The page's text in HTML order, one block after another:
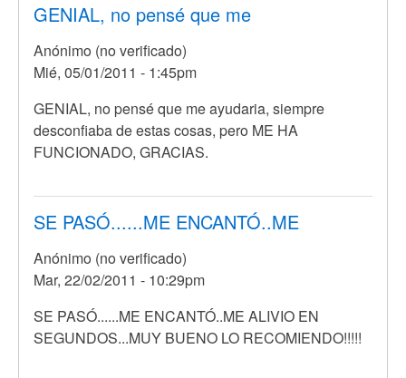
GENIAL, no pensé que me
Anónimo (no verificado)
Mié, 05/01/2011 - 1:45pm
GENIAL, no pensé que me ayudaria, siempre
desconfiaba de estas cosas, pero ME HA
FUNCIONADO, GRACIAS.
SE PASÓ......ME ENCANTÓ..ME
Anónimo (no verificado)
Mar, 22/02/2011 - 10:29pm
SE PASÓ......ME ENCANTÓ..ME ALIVIO EN
SEGUNDOS...MUY BUENO LO RECOMIENDO!!!!!